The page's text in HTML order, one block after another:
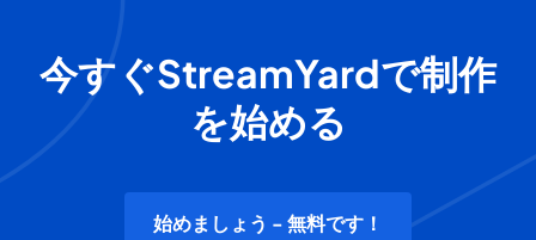
今すぐStreamYardで制作
を始める
始めましょう - 無料です！